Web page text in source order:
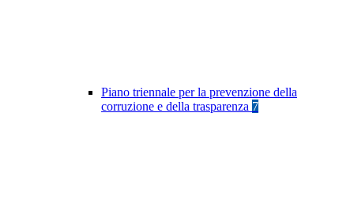
Piano triennale per la prevenzione della
corruzione e della trasparenza 7